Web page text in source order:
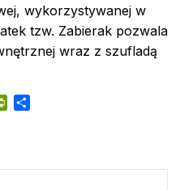
wykorzystywanej w
tzw. Zabierak pozwala
wraz z szufladą
t
e